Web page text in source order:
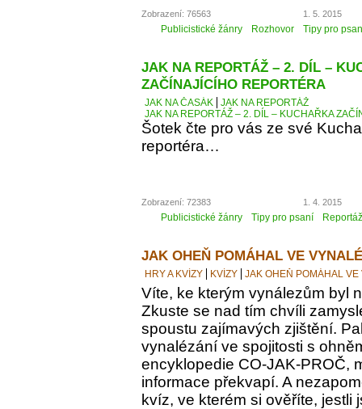
Zobrazení: 76563 1. 5. 2015
Publicistické žánry Rozhovor Tipy pro
JAK NA REPORTÁŽ – 2. DÍL –
ZAČÍNAJÍCÍHO REPORTÉRA
JAK NA ČASÁK
JAK NA REPORTÁŽ
JAK NA REPORTÁŽ – 2. DÍL – KUCHAŘKA
Šotek čte pro vás ze své
reportéra…
Zobrazení: 72383 1. 4. 2015
Publicistické žánry Tipy pro psaní Reportáž
JAK OHEŇ POMÁHAL VE
HRY A KVÍZY KVÍZY JAK OHEŇ POMÁHAL VE
Víte, ke kterým vynálezům byl
Zkuste se nad tím chvíli
spoustu zajímavých zjištění.
vynalézání ve spojitosti s
encyklopedie CO-JAK-PROČ,
informace překvapí. A
kvíz, ve kterém si ověříte, jestli